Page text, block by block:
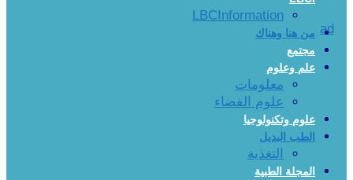
LBCInformation
من هنا وهناك
مجتمع
علم وعلوم
معلومات
علوم الفضاء
علوم وتكنولوجيا
الطب البديل
التغذية
المجلة الطبية